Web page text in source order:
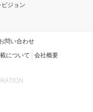
ジョン
問い合わせ
について 会社概要